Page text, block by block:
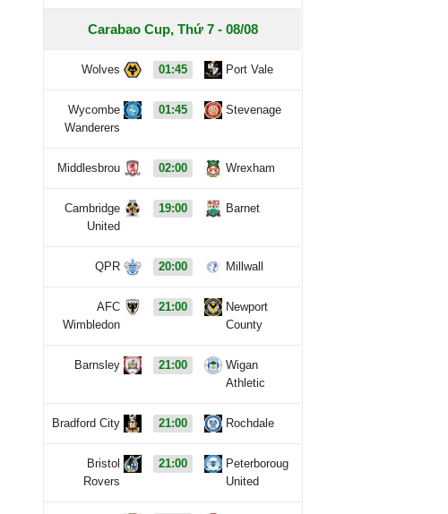
Carabao Cup, Thứ 7 - 08/08
Wolves 01:45 Port Vale
Wycombe
Wanderers
01:45 Stevenage
Middlesbrou 02:00 Wrexham
Cambridge
United
19:00 Barnet
QPR 20:00 Millwall
AFC
Wimbledon
21:00
Newport
County
Barnsley 21:00
Wigan
Athletic
Bradford City 21:00 Rochdale
Bristol
Rovers
21:00
Peterboroug
United